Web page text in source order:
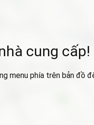
cung cấp!
menu phía trên bản đồ